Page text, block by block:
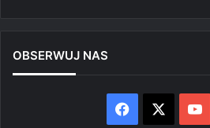
OBSERWUJ NAS
Facebook